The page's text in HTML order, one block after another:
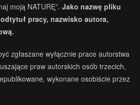
moją NATURĘ”. Jako nazwę pliku
pracy, nazwisko autora,
zgłaszane wyłącznie prace autorstwa
praw autorskich osób trzecich,
, wykonane osobiście przez